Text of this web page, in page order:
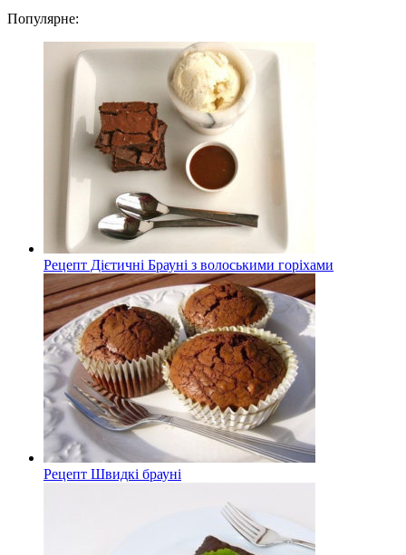
Популярне:
Рецепт Дієтичні Брауні з волоськими горіхами
Рецепт Швидкі брауні